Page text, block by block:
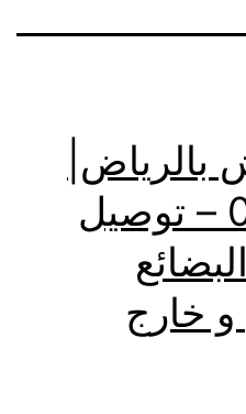
0550448020 – توصيل
خارج